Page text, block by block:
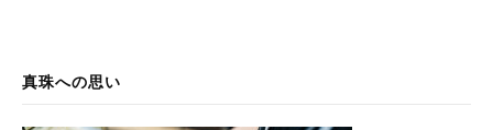
真珠への思い